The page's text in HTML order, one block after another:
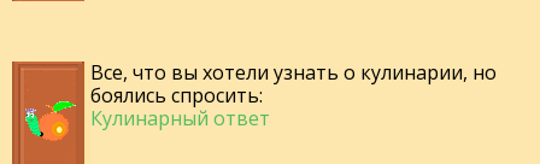
Все, что вы хотели узнать о кулинарии, но
боялись спросить:
Кулинарный ответ